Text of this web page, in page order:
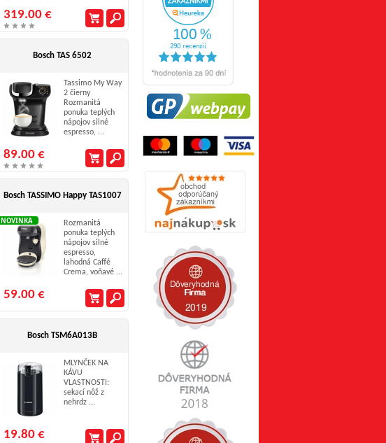
319.00 €
Bosch TAS 6502
Tassimo My Way
2 čierny
Rozmanitá
ponuka teplých
nápojov silné
espresso, ...
89.00 €
Bosch TASSIMO Happy TAS1007
NOVINKA
Rozmanitá
ponuka teplých
nápojov silné
espresso,
lahodná Caffé
Crema, voňavé ...
59.00 €
Bosch TSM6A013B
MLYNČEK NA
KÁVU
VLASTNOSTI:
sekací nôž z
nehrdz ...
19.80 €